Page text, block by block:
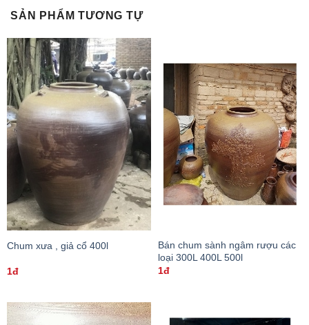
SẢN PHẨM TƯƠNG TỰ
Chum xưa , giả cổ 400l
1đ
Bán chum sành ngâm rượu các
loại 300L 400L 500l
1đ